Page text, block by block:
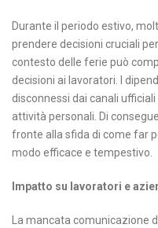
Durante il periodo estivo,
prendere decisioni cruciali
contesto delle ferie può
decisioni ai lavoratori. I
disconnessi dai canali
attività personali. Di
fronte alla sfida di come far
modo efficace e tempestivo.
Impatto su lavoratori e
La mancata comunicazione